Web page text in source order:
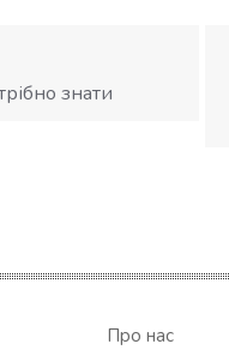
знати
Про нас